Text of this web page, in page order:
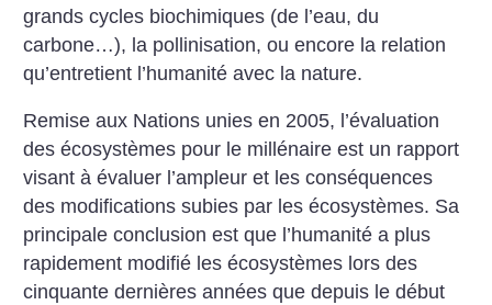
grands cycles biochimiques (de l’eau, du
carbone…), la pollinisation, ou encore la relation
qu’entretient l’humanité avec la nature.
Remise aux Nations unies en 2005, l’évaluation
des écosystèmes pour le millénaire est un rapport
visant à évaluer l’ampleur et les conséquences
des modifications subies par les écosystèmes. Sa
principale conclusion est que l’humanité a plus
rapidement modifié les écosystèmes lors des
cinquante dernières années que depuis le début